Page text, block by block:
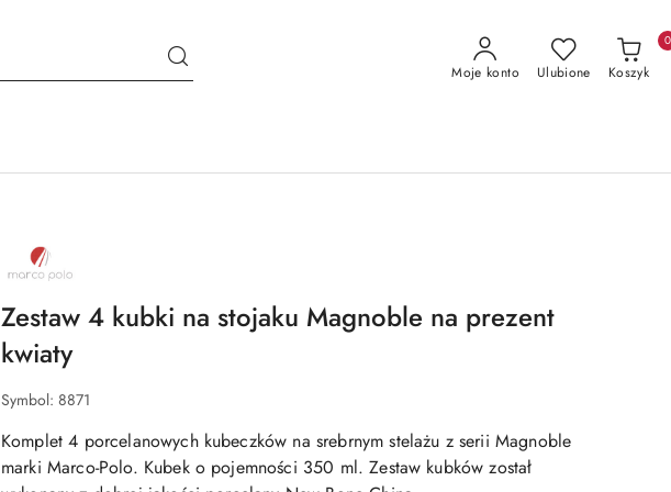
Moje konto Ulubione Koszyk
0
NAZWA
PRODUCENTA:
MARCO
Zestaw 4 kubki na stojaku Magnoble na prezent
kwiaty
Symbol: 8871
Komplet 4 porcelanowych kubeczków na srebrnym stelażu z serii Magnoble
marki Marco-Polo. Kubek o pojemności 350 ml. Zestaw kubków został